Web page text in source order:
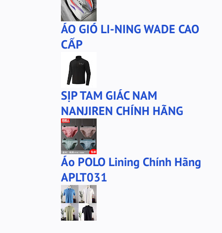
ÁO GIÓ LI-NING WADE CAO
CẤP
SỊP TAM GIÁC NAM
NANJIREN CHÍNH HÃNG
Áo POLO Lining Chính Hãng
APLT031